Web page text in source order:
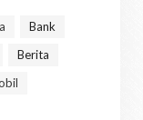
Bank
Berita